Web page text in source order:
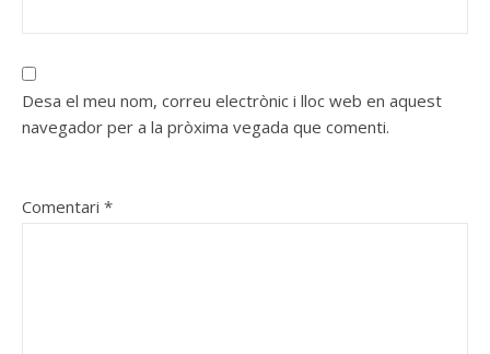
Desa el meu nom, correu electrònic i lloc web en aquest
navegador per a la pròxima vegada que comenti.
Comentari *